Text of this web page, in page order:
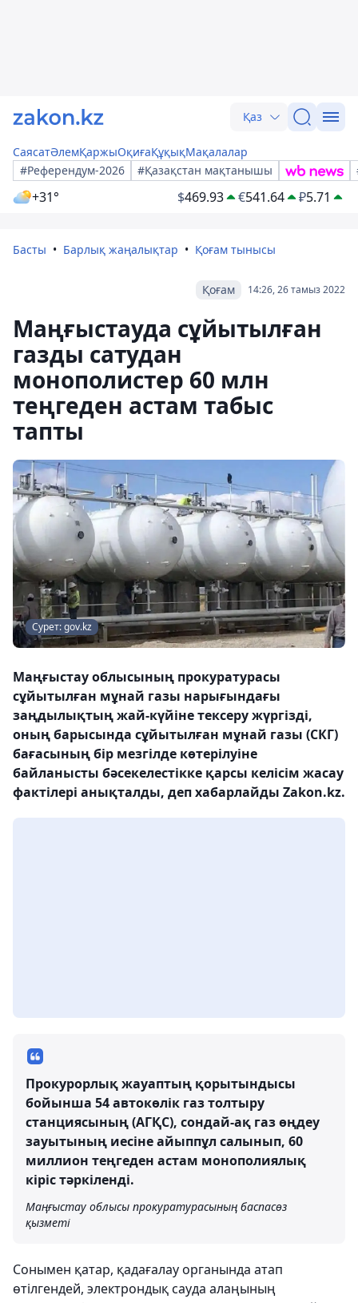
Қаз
СаясатӘлемҚаржыОқиғаҚұқықМақалалар
#Референдум-2026
#Қазақстан мақтанышы
+31° $469.93 €541.64 ₽5.71
Басты Барлық жаңалықтар Қоғам тынысы
14:26, 26 тамыз 2022
Қоғам
Маңғыстауда сұйытылған
газды сатудан
монополистер 60 млн
теңгеден астам табыс
тапты
Сурет: gov.kz
Маңғыстау облысының прокуратурасы
сұйытылған мұнай газы нарығындағы
заңдылықтың жай-күйіне тексеру жүргізді,
оның барысында сұйытылған мұнай газы (СКГ)
бағасының бір мезгілде көтерілуіне
байланысты бәсекелестікке қарсы келісім жасау
фактілері анықталды, деп хабарлайды Zakon.kz.
Прокурорлық жауаптың қорытындысы
бойынша 54 автокөлік газ толтыру
станциясының (АГҚС), сондай-ақ газ өңдеу
зауытының иесіне айыппұл салынып, 60
миллион теңгеден астам монополиялық
кіріс тәркіленді.
Маңғыстау облысы прокуратурасының баспасөз
қызметі
Сонымен қатар, қадағалау органында атап
өтілгендей, электрондық сауда алаңының